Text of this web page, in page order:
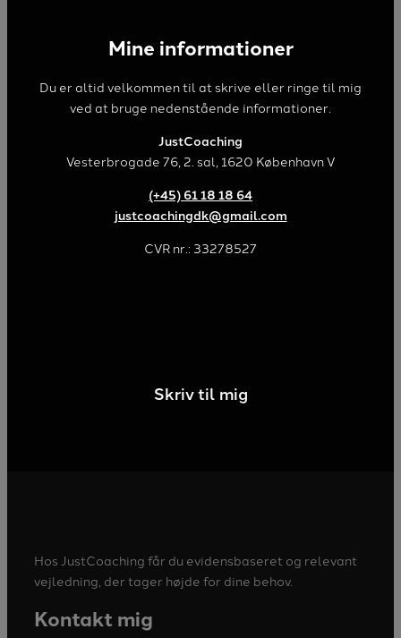
Mine informationer
Du er altid velkommen til at skrive eller ringe til mig
ved at bruge nedenstående informationer.
JustCoaching
Vesterbrogade 76, 2. sal, ​1620 København V
(+45) 61 18 18 64
justcoachingdk@gmail.com
CVR nr.: 33278527
Skriv til mig
Hos JustCoaching får du evidensbaseret og relevant
vejledning, der tager højde for dine behov.
Kontakt mig